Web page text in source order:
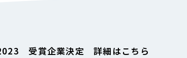
受賞企業決定 詳細はこちら